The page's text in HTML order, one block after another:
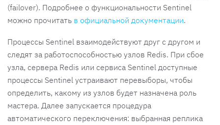
(failover). Подробнее о функциональности Sentinel
можно прочитать в официальной документации.
Процессы Sentinel взаимодействуют друг с другом и
следят за работоспособностью узлов Redis. При сбое
узла, сервера Redis или сервиса Sentinel доступные
процессы Sentinel устраивают перевыборы, чтобы
определить, какому из узлов будет назначена роль
мастера. Далее запускается процедура
автоматического переключения: выбранная реплика